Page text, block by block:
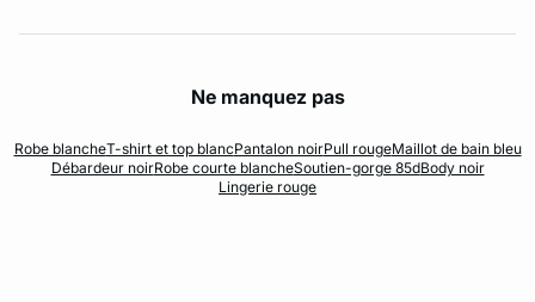
Ne manquez pas
Robe blancheT-shirt et top blancPantalon noirPull rougeMaillot de bain bleu
Débardeur noirRobe courte blancheSoutien-gorge 85dBody noir
Lingerie rouge